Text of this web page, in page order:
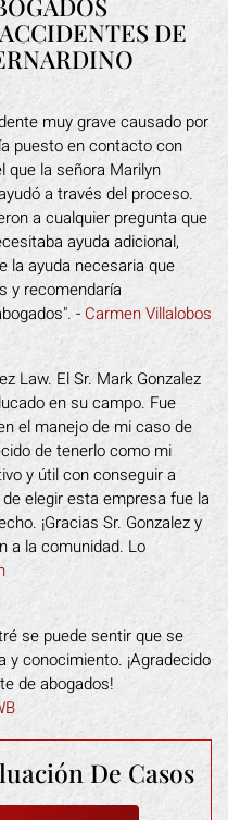
DE
muy grave causado por
puesto en contacto con
que la señora Marilyn
a través del proceso.
a cualquier pregunta que
ayuda adicional,
la ayuda necesaria que
y recomendaría
- Carmen Villalobos
Law. El Sr. Mark Gonzalez
en su campo. Fue
el manejo de mi caso de
de tenerlo como mi
y útil con conseguir a
elegir esta empresa fue la
¡Gracias Sr. Gonzalez y
a la comunidad. Lo
se puede sentir que se
y conocimiento. ¡Agradecido
de abogados!
De Casos